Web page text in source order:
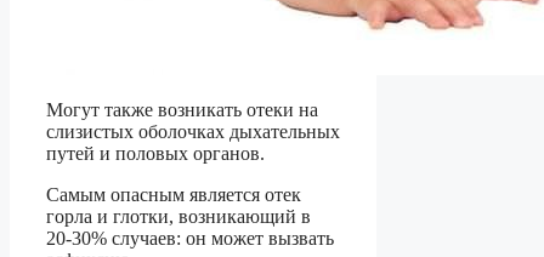
Могут также возникать отеки на
слизистых оболочках дыхательных
путей и половых органов.
Самым опасным является отек
горла и глотки, возникающий в
20-30% случаев: он может вызвать